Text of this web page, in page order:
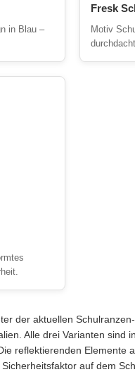
in Blau –
Fresk
Motiv
der aktuellen
Alle drei Varianten sind
reflektierenden Elemente
auf dem